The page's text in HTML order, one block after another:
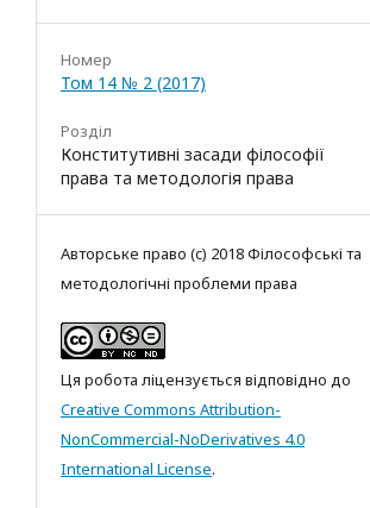
Номер
Том 14 № 2 (2017)
Розділ
Конститутивні засади філософії
права та методологія права
Авторське право (c) 2018 Філософські та
методологічні проблеми права
Ця робота ліцензується відповідно до
Creative Commons Attribution-
NonCommercial-NoDerivatives 4.0
International License.